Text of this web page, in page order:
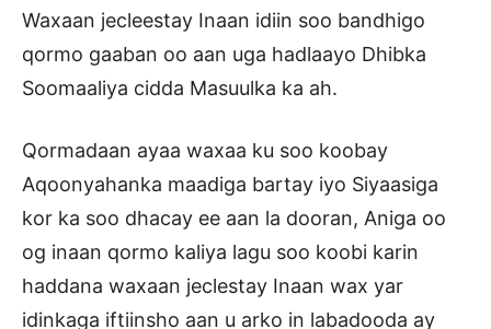
Waxaan jecleestay Inaan idiin soo bandhigo
qormo gaaban oo aan uga hadlaayo Dhibka
Soomaaliya cidda Masuulka ka ah.
Qormadaan ayaa waxaa ku soo koobay
Aqoonyahanka maadiga bartay iyo Siyaasiga
kor ka soo dhacay ee aan la dooran, Aniga oo
og inaan qormo kaliya lagu soo koobi karin
haddana waxaan jeclestay Inaan wax yar
idinkaga iftiinsho aan u arko in labadooda ay